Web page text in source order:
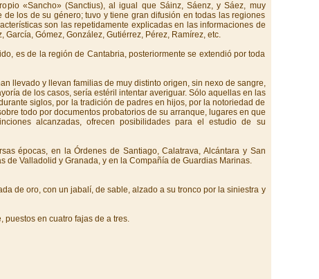
«Sancho» (Sanctius), al igual que Sáinz, Sáenz, y Sáez, muy
los de su género; tuvo y tiene gran difusión en todas las regiones
son las repetidamente explicadas en las informaciones de
Gómez, González, Gutiérrez, Pérez, Ramírez, etc.
es de la región de Cantabria, posteriormente se extendió por toda
llevado y llevan familias de muy distinto origen, sin nexo de sangre,
de los casos, sería estéril intentar averiguar. Sólo aquellas en las
siglos, por la tradición de padres en hijos, por la notoriedad de
todo por documentos probatorios de su arranque, lugares en que
alcanzadas, ofrecen posibilidades para el estudio de su
épocas, en la Órdenes de Santiago, Calatrava, Alcántara y San
de Valladolid y Granada, y en la Compañía de Guardias Marinas.
de oro, con un jabalí, de sable, alzado a su tronco por la siniestra y
puestos en cuatro fajas de a tres.